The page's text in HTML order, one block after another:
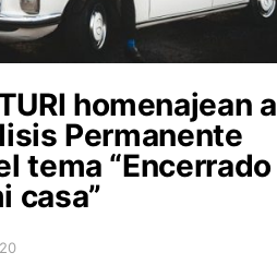
homenajean a
Permanente
tema “Encerrado
casa”